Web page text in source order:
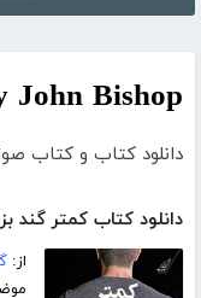
John Bishop
دانلود کتاب و کتاب
دانلود کتاب کمتر گند
از: